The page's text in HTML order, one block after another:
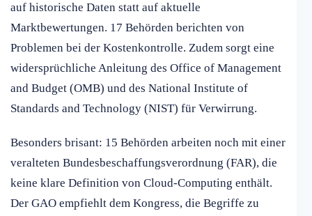
auf historische Daten statt auf aktuelle
Marktbewertungen. 17 Behörden berichten von
Problemen bei der Kostenkontrolle. Zudem sorgt eine
widersprüchliche Anleitung des Office of Management
and Budget (OMB) und des National Institute of
Standards and Technology (NIST) für Verwirrung.
Besonders brisant: 15 Behörden arbeiten noch mit einer
veralteten Bundesbeschaffungsverordnung (FAR), die
keine klare Definition von Cloud-Computing enthält.
Der GAO empfiehlt dem Kongress, die Begriffe zu